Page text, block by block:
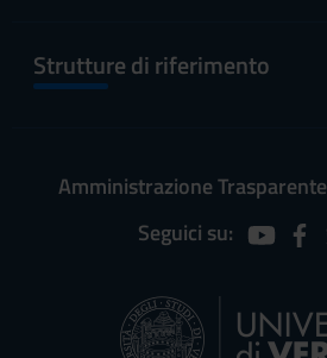
Strutture di riferimento
Amministrazione Trasparente
Seguici su: